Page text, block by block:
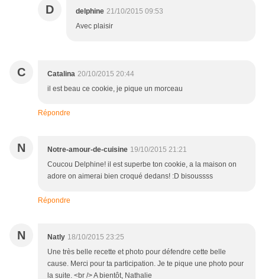
D delphine 21/10/2015 09:53
Avec plaisir
C Catalina 20/10/2015 20:44
il est beau ce cookie, je pique un morceau
Répondre
N Notre-amour-de-cuisine 19/10/2015 21:21
Coucou Delphine! il est superbe ton cookie, a la maison on
adore on aimerai bien croqué dedans! :D bisoussss
Répondre
N Natly 18/10/2015 23:25
Une très belle recette et photo pour défendre cette belle
cause. Merci pour ta participation. Je te pique une photo pour
la suite. <br /> A bientôt, Nathalie